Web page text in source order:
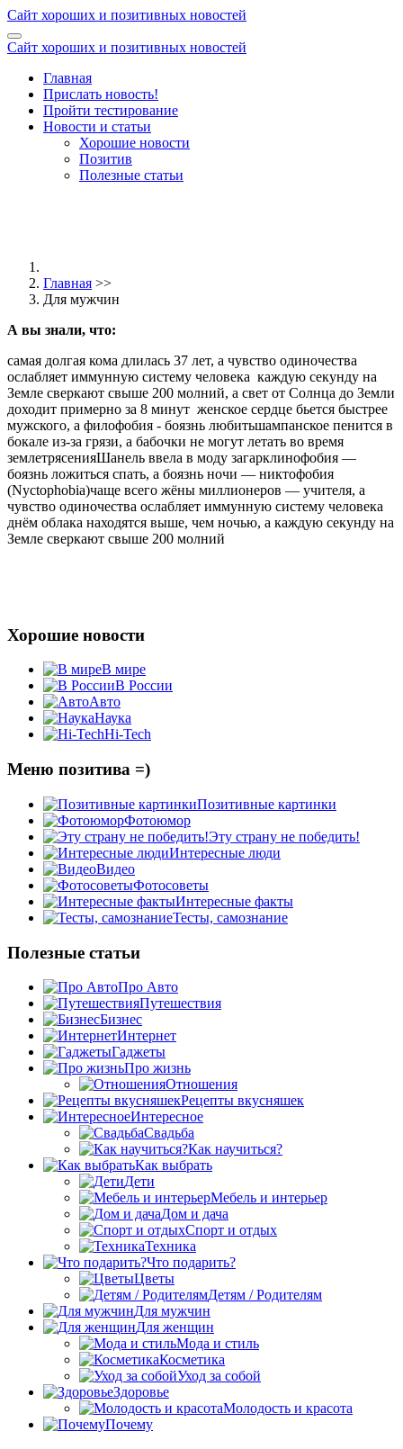
Сайт хороших и позитивных новостей
Сайт хороших и позитивных новостей
Главная
Прислать новость!
Пройти тестирование
Новости и статьи
Хорошие новости
Позитив
Полезные статьи
Главная >>
Для мужчин
А вы знали, что:
самая долгая кома длилась 37 лет, а чувство одиночества
ослабляет иммунную систему человека каждую секунду на
Земле сверкают свыше 200 молний, а свет от Солнца до Земли
доходит примерно за 8 минут женское сердце бьется быстрее
мужского, а филофобия - боязнь любитьшампанское пенится в
бокале из-за грязи, а бабочки не могут летать во время
землетрясенияШанель ввела в моду загарклинофобия —
боязнь ложиться спать, а боязнь ночи — никтофобия
(Nyctophobia)чаще всего жёны миллионеров — учителя, а
чувство одиночества ослабляет иммунную систему человека
днём облака находятся выше, чем ночью, а каждую секунду на
Земле сверкают свыше 200 молний
Хорошие новости
В мире
В России
Авто
Наука
Hi-Tech
Меню позитива =)
Позитивные картинки
Фотоюмор
Эту страну не победить!
Интересные люди
Видео
Фотосоветы
Интересные факты
Тесты, самознание
Полезные статьи
Про Авто
Путешествия
Бизнес
Интернет
Гаджеты
Про жизнь
Отношения
Рецепты вкусняшек
Интересное
Свадьба
Как научиться?
Как выбрать
Дети
Мебель и интерьер
Дом и дача
Спорт и отдых
Техника
Что подарить?
Цветы
Детям / Родителям
Для мужчин
Для женщин
Мода и стиль
Косметика
Уход за собой
Здоровье
Молодость и красота
Почему